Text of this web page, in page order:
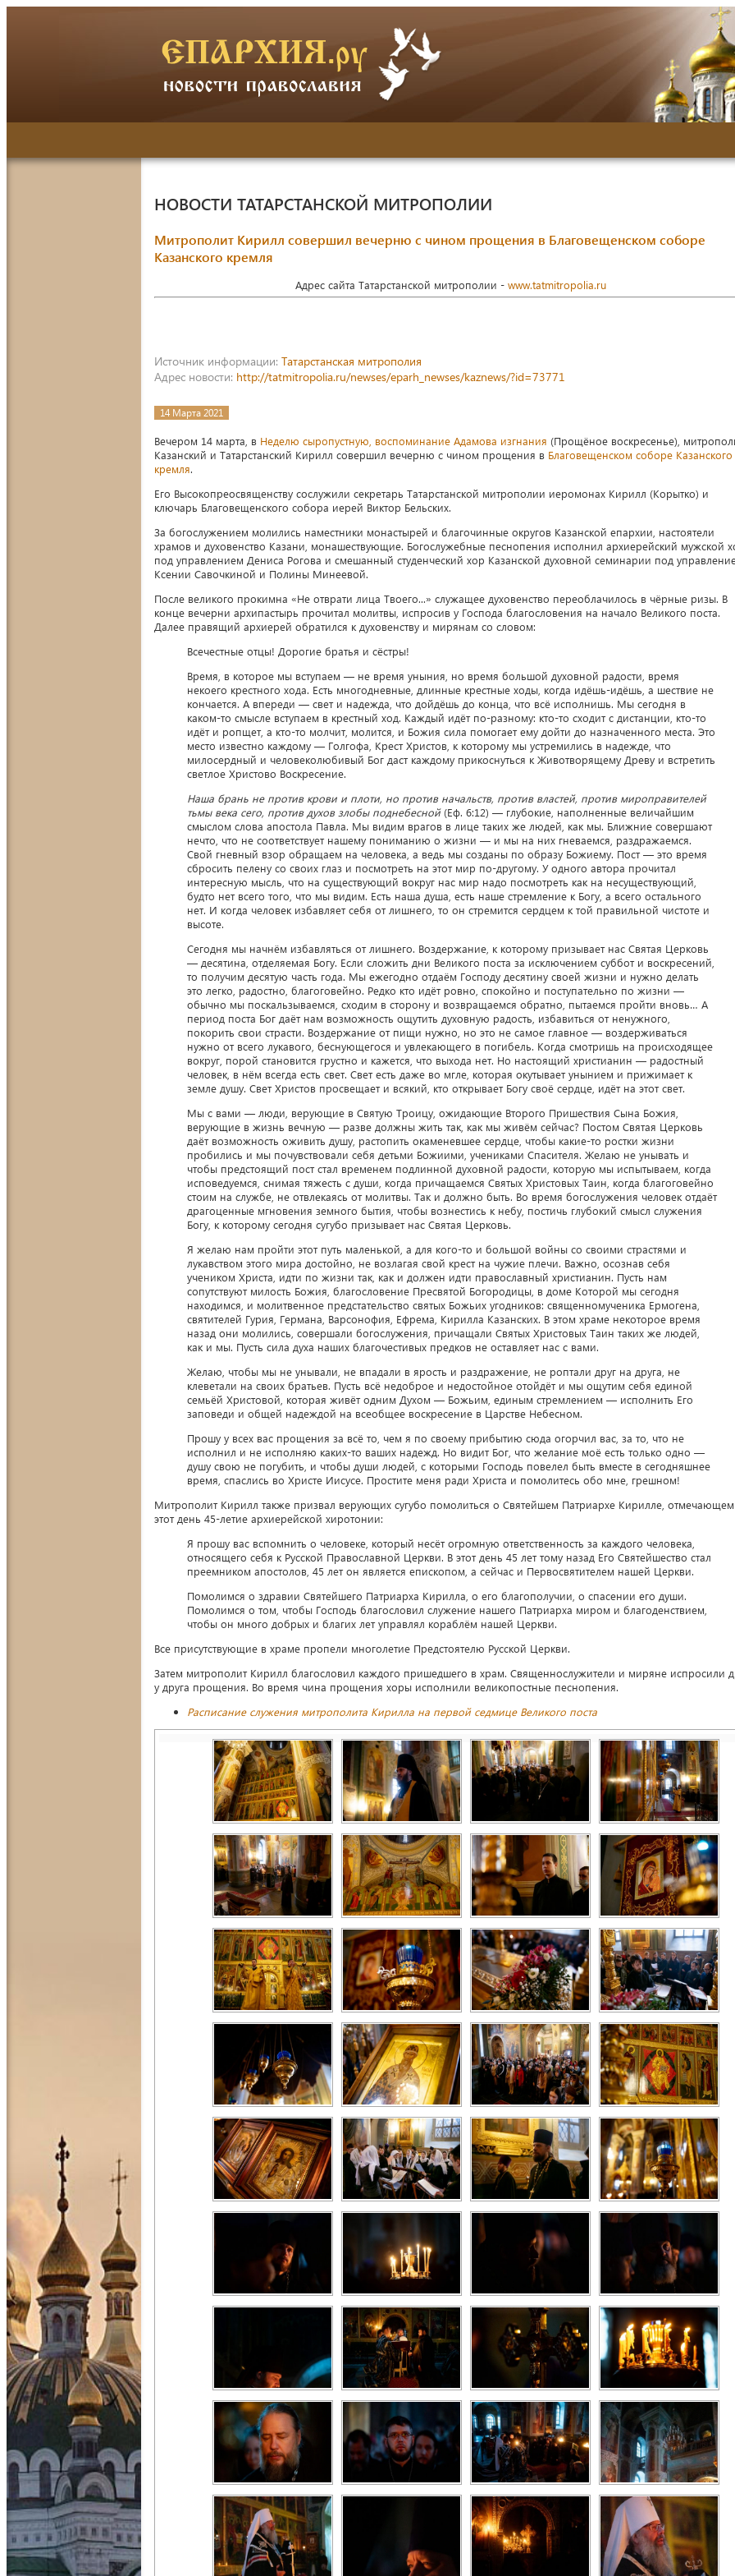
НОВОСТИ ТАТАРСТАНСКОЙ МИТРОПОЛИИ
Митрополит Кирилл совершил вечерню с чином прощения в Благовещенском соборе
Казанского кремля
Адрес сайта Татарстанской митрополии - www.tatmitropolia.ru
Источник информации: Татарстанская митрополия
Адрес новости: http://tatmitropolia.ru/newses/eparh_newses/kaznews/?id=73771
14 Марта 2021
Вечером 14 марта, в Неделю сыропустную, воспоминание Адамова изгнания (Прощёное воскресенье),
Казанский и Татарстанский Кирилл совершил вечерню с чином прощения в Благовещенском соборе Казанского
кремля.
Его Высокопреосвященству сослужили секретарь Татарстанской митрополии иеромонах Кирилл (Корытко) и
ключарь Благовещенского собора иерей Виктор Бельских.
За богослужением молились наместники монастырей и благочинные округов Казанской епархии, настоятели
храмов и духовенство Казани, монашествующие. Богослужебные песнопения исполнил архиерейский мужской
под управлением Дениса Рогова и смешанный студенческий хор Казанской духовной семинарии под
Ксении Савочкиной и Полины Минеевой.
После великого прокимна «Не отврати лица Твоего...» служащее духовенство переоблачилось в чёрные ризы. В
конце вечерни архипастырь прочитал молитвы, испросив у Господа благословения на начало Великого поста.
Далее правящий архиерей обратился к духовенству и мирянам со словом:
Всечестные отцы! Дорогие братья и сёстры!
Время, в которое мы вступаем — не время уныния, но время большой духовной радости, время
некоего крестного хода. Есть многодневные, длинные крестные ходы, когда идёшь-идёшь, а шествие не
кончается. А впереди — свет и надежда, что дойдёшь до конца, что всё исполнишь. Мы сегодня в
каком-то смысле вступаем в крестный ход. Каждый идёт по-разному: кто-то сходит с дистанции, кто-то
идёт и ропщет, а кто-то молчит, молится, и Божия сила помогает ему дойти до назначенного места. Это
место известно каждому — Голгофа, Крест Христов, к которому мы устремились в надежде, что
милосердный и человеколюбивый Бог даст каждому прикоснуться к Животворящему Древу и встретить
светлое Христово Воскресение.
Наша брань не против крови и плоти, но против начальств, против властей, против мироправителей
тьмы века сего, против духов злобы поднебесной(Еф. 6:12) — глубокие, наполненные величайшим
смыслом слова апостола Павла. Мы видим врагов в лице таких же людей, как мы. Ближние совершают
нечто, что не соответствует нашему пониманию о жизни — и мы на них гневаемся, раздражаемся.
Свой гневный взор обращаем на человека, а ведь мы созданы по образу Божиему. Пост — это время
сбросить пелену со своих глаз и посмотреть на этот мир по-другому. У одного автора прочитал
интересную мысль, что на существующий вокруг нас мир надо посмотреть как на несуществующий,
будто нет всего того, что мы видим. Есть наша душа, есть наше стремление к Богу, а всего остального
нет. И когда человек избавляет себя от лишнего, то он стремится сердцем к той правильной чистоте и
высоте.
Сегодня мы начнём избавляться от лишнего. Воздержание, к которому призывает нас Святая Церковь
— десятина, отделяемая Богу. Если сложить дни Великого поста за исключением суббот и воскресений,
то получим десятую часть года. Мы ежегодно отдаём Господу десятину своей жизни и нужно делать
это легко, радостно, благоговейно. Редко кто идёт ровно, спокойно и поступательно по жизни —
обычно мы поскальзываемся, сходим в сторону и возвращаемся обратно, пытаемся пройти вновь… А
период поста Бог даёт нам возможность ощутить духовную радость, избавиться от ненужного,
покорить свои страсти. Воздержание от пищи нужно, но это не самое главное — воздерживаться
нужно от всего лукавого, беснующегося и увлекающего в погибель. Когда смотришь на происходящее
вокруг, порой становится грустно и кажется, что выхода нет. Но настоящий христианин — радостный
человек, в нём всегда есть свет. Свет есть даже во мгле, которая окутывает унынием и прижимает к
земле душу. Свет Христов просвещает и всякий, кто открывает Богу своё сердце, идёт на этот свет.
Мы с вами — люди, верующие в Святую Троицу, ожидающие Второго Пришествия Сына Божия,
верующие в жизнь вечную — разве должны жить так, как мы живём сейчас? Постом Святая Церковь
даёт возможность оживить душу, растопить окаменевшее сердце, чтобы какие-то ростки жизни
пробились и мы почувствовали себя детьми Божиими, учениками Спасителя. Желаю не унывать и
чтобы предстоящий пост стал временем подлинной духовной радости, которую мы испытываем, когда
исповедуемся, снимая тяжесть с души, когда причащаемся Святых Христовых Таин, когда благоговейно
стоим на службе, не отвлекаясь от молитвы. Так и должно быть. Во время богослужения человек отдаёт
драгоценные мгновения земного бытия, чтобы вознестись к небу, постичь глубокий смысл служения
Богу, к которому сегодня сугубо призывает нас Святая Церковь.
Я желаю нам пройти этот путь маленькой, а для кого-то и большой войны со своими страстями и
лукавством этого мира достойно, не возлагая свой крест на чужие плечи. Важно, осознав себя
учеником Христа, идти по жизни так, как и должен идти православный христианин. Пусть нам
сопутствуют милость Божия, благословение Пресвятой Богородицы, в доме Которой мы сегодня
находимся, и молитвенное предстательство святых Божьих угодников: священномученика Ермогена,
святителей Гурия, Германа, Варсонофия, Ефрема, Кирилла Казанских. В этом храме некоторое время
назад они молились, совершали богослужения, причащали Святых Христовых Таин таких же людей,
как и мы. Пусть сила духа наших благочестивых предков не оставляет нас с вами.
Желаю, чтобы мы не унывали, не впадали в ярость и раздражение, не роптали друг на друга, не
клеветали на своих братьев. Пусть всё недоброе и недостойное отойдёт и мы ощутим себя единой
семьёй Христовой, которая живёт одним Духом — Божьим, единым стремлением — исполнить Его
заповеди и общей надеждой на всеобщее воскресение в Царстве Небесном.
Прошу у всех вас прощения за всё то, чем я по своему прибытию сюда огорчил вас, за то, что не
исполнил и не исполняю каких-то ваших надежд. Но видит Бог, что желание моё есть только одно —
душу свою не погубить, и чтобы души людей, с которыми Господь повелел быть вместе в сегодняшнее
время, спаслись во Христе Иисусе. Простите меня ради Христа и помолитесь обо мне, грешном!
Митрополит Кирилл также призвал верующих сугубо помолиться о Святейшем Патриархе Кирилле,
этот день 45-летие архиерейской хиротонии:
Я прошу вас вспомнить о человеке, который несёт огромную ответственность за каждого человека,
относящего себя к Русской Православной Церкви. В этот день 45 лет тому назад Его Святейшество стал
преемником апостолов, 45 лет он является епископом, а сейчас и Первосвятителем нашей Церкви.
Помолимся о здравии Святейшего Патриарха Кирилла, о его благополучии, о спасении его души.
Помолимся о том, чтобы Господь благословил служение нашего Патриарха миром и благоденствием,
чтобы он много добрых и благих лет управлял кораблём нашей Церкви.
Все присутствующие в храме пропели многолетие Предстоятелю Русской Церкви.
Затем митрополит Кирилл благословил каждого пришедшего в храм. Священнослужители и миряне испросили
у друга прощения. Во время чина прощения хоры исполнили великопостные песнопения.
Расписание служения митрополита Кирилла на первой седмице Великого поста